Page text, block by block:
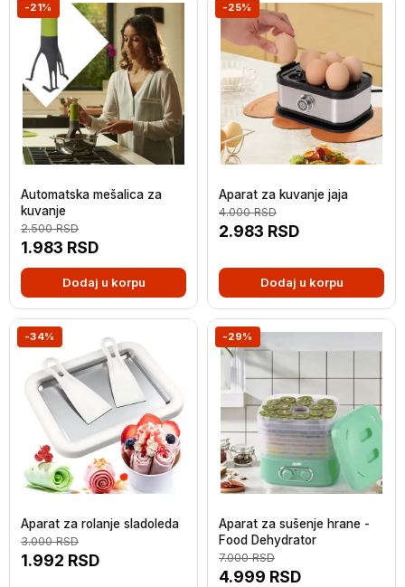
-21%
Automatska mešalica za
kuvanje
1.983 RSD
2.500RSD
Dodaj u korpu
-25%
Aparat za kuvanje jaja
2.983 RSD
4.000RSD
Dodaj u korpu
-34%
Aparat za rolanje sladoleda
1.992 RSD
3.000RSD
-29%
Aparat za sušenje hrane -
Food Dehydrator
4.999 RSD
7.000RSD